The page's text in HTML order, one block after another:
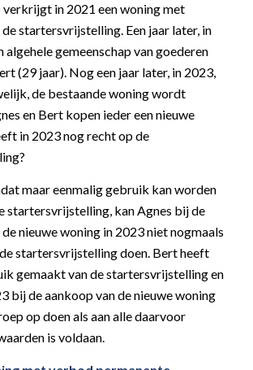
verkrijgt in 2021 een woning met
startersvrijstelling. Een jaar later, in
algehele gemeenschap van goederen
(29 jaar). Nog een jaar later, in 2023,
de bestaande woning wordt
en Bert kopen ieder een nieuwe
in 2023 nog recht op de
maar eenmalig gebruik kan worden
startersvrijstelling, kan Agnes bij de
nieuwe woning in 2023 niet nogmaals
startersvrijstelling doen. Bert heeft
gemaakt van de startersvrijstelling en
bij de aankoop van de nieuwe woning
op doen als aan alle daarvoor
is voldaan.